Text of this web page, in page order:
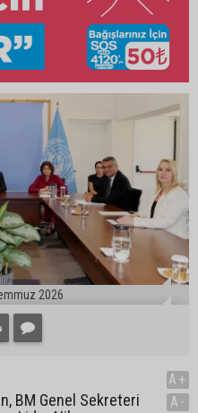
2026
BM Genel Sekreteri
A+
A-